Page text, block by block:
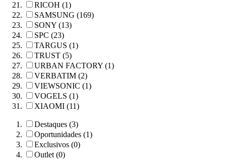
RICOH (1)
SAMSUNG (169)
SONY (13)
SPC (23)
TARGUS (1)
TRUST (5)
URBAN FACTORY (1)
VERBATIM (2)
VIEWSONIC (1)
VOGELS (1)
XIAOMI (11)
Destaques (3)
Oportunidades (1)
Exclusivos (0)
Outlet (0)